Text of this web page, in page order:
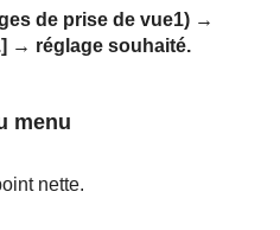
de prise de vue1) →
→ réglage souhaité.
menu
nette.